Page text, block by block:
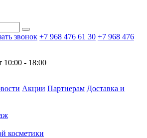
звонок +7 968 476 61 30 +7 968 476
- 18:00
Акции Партнерам Доставка и
косметики